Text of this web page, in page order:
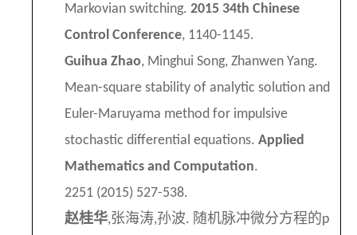
Markovian switching. 2015 34th Chinese
Control Conference, 1140-1145.
Guihua Zhao, Minghui Song, Zhanwen Yang.
Mean-square stability of analytic solution and
Euler-Maruyama method for impulsive
stochastic differential equations. Applied
Mathematics and Computation.
2251 (2015) 527-538.
赵桂华,张海涛,孙波. 随机脉冲微分方程的p